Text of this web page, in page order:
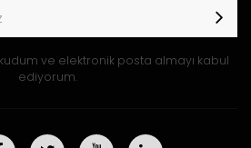
ve elektronik posta almayı kabul
ediyorum.